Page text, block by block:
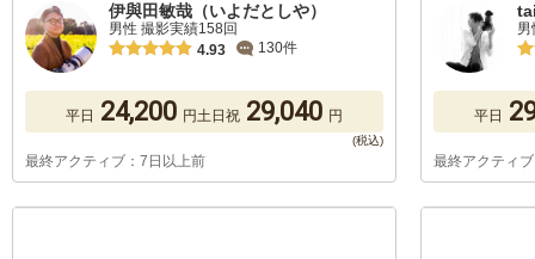
伊與田敏哉（いよだとしや）
男性 撮影実績158回
4.93
130件
平日 24,200 円土日祝 29,040 円
最終アクティブ：7日以上前
平日
最終アクティ